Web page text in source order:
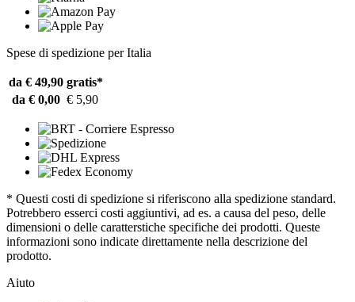
Spese di spedizione per Italia
da € 49,90 gratis*
da € 0,00 € 5,90
* Questi costi di spedizione si riferiscono alla spedizione standard.
Potrebbero esserci costi aggiuntivi, ad es. a causa del peso, delle
dimensioni o delle caratterstiche specifiche dei prodotti. Queste
informazioni sono indicate direttamente nella descrizione del
prodotto.
Aiuto